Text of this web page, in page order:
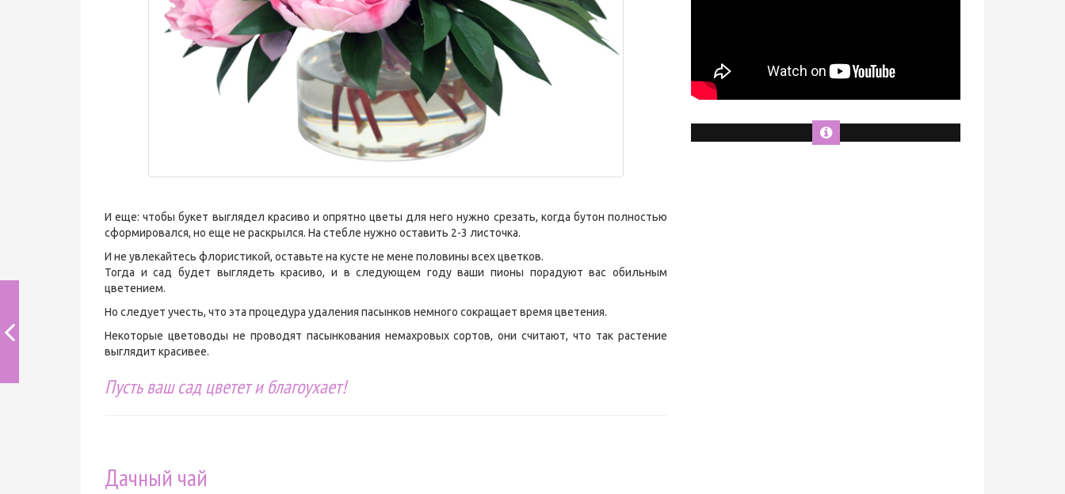
И еще: чтобы букет выглядел красиво и опрятно цветы для него нужно срезать, когда бутон полностью
сформировался, но еще не раскрылся. На стебле нужно оставить 2-3 листочка.
И не увлекайтесь флористикой, оставьте на кусте не мене половины всех цветков.
Тогда и сад будет выглядеть красиво, и в следующем году ваши пионы порадуют вас обильным
цветением.
Но следует учесть, что эта процедура удаления пасынков немного сокращает время цветения.
Некоторые цветоводы не проводят пасынкования немахровых сортов, они считают, что так растение
выглядит красивее.
Пусть ваш сад цветет и благоухает!
Дачный чай